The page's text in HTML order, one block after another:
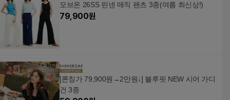
모브온 26SS 린넨 매직 팬츠 3종(여름 최신상!)
79,900원
[론칭가 79,900원→2만원↓] 블루핏 NEW 시어 가디
건 3종